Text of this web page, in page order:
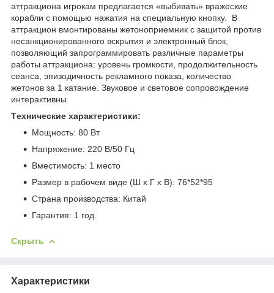
аттракциона игрокам предлагается «выбивать» вражеские
корабли с помощью нажатия на специальную кнопку. В
аттракцион вмонтированы жетоноприемник с защитой против
несанкционированного вскрытия и электронный блок,
позволяющий запрограммировать различные параметры
работы аттракциона: уровень громкости, продолжительность
сеанса, эпизодичность рекламного показа, количество
жетонов за 1 катание. Звуковое и световое сопровождение
интерактивны.
Tехнические характеристики:
Мощность: 80 Вт
Напряжение: 220 В/50 Гц
Вместимость: 1 место
Размер в рабочем виде (Ш х Г х В): 76*52*95
Страна производства: Китай
Гарантия: 1 год.
Скрыть
Характеристики